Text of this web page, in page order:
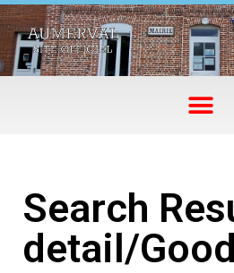
Search
detail/